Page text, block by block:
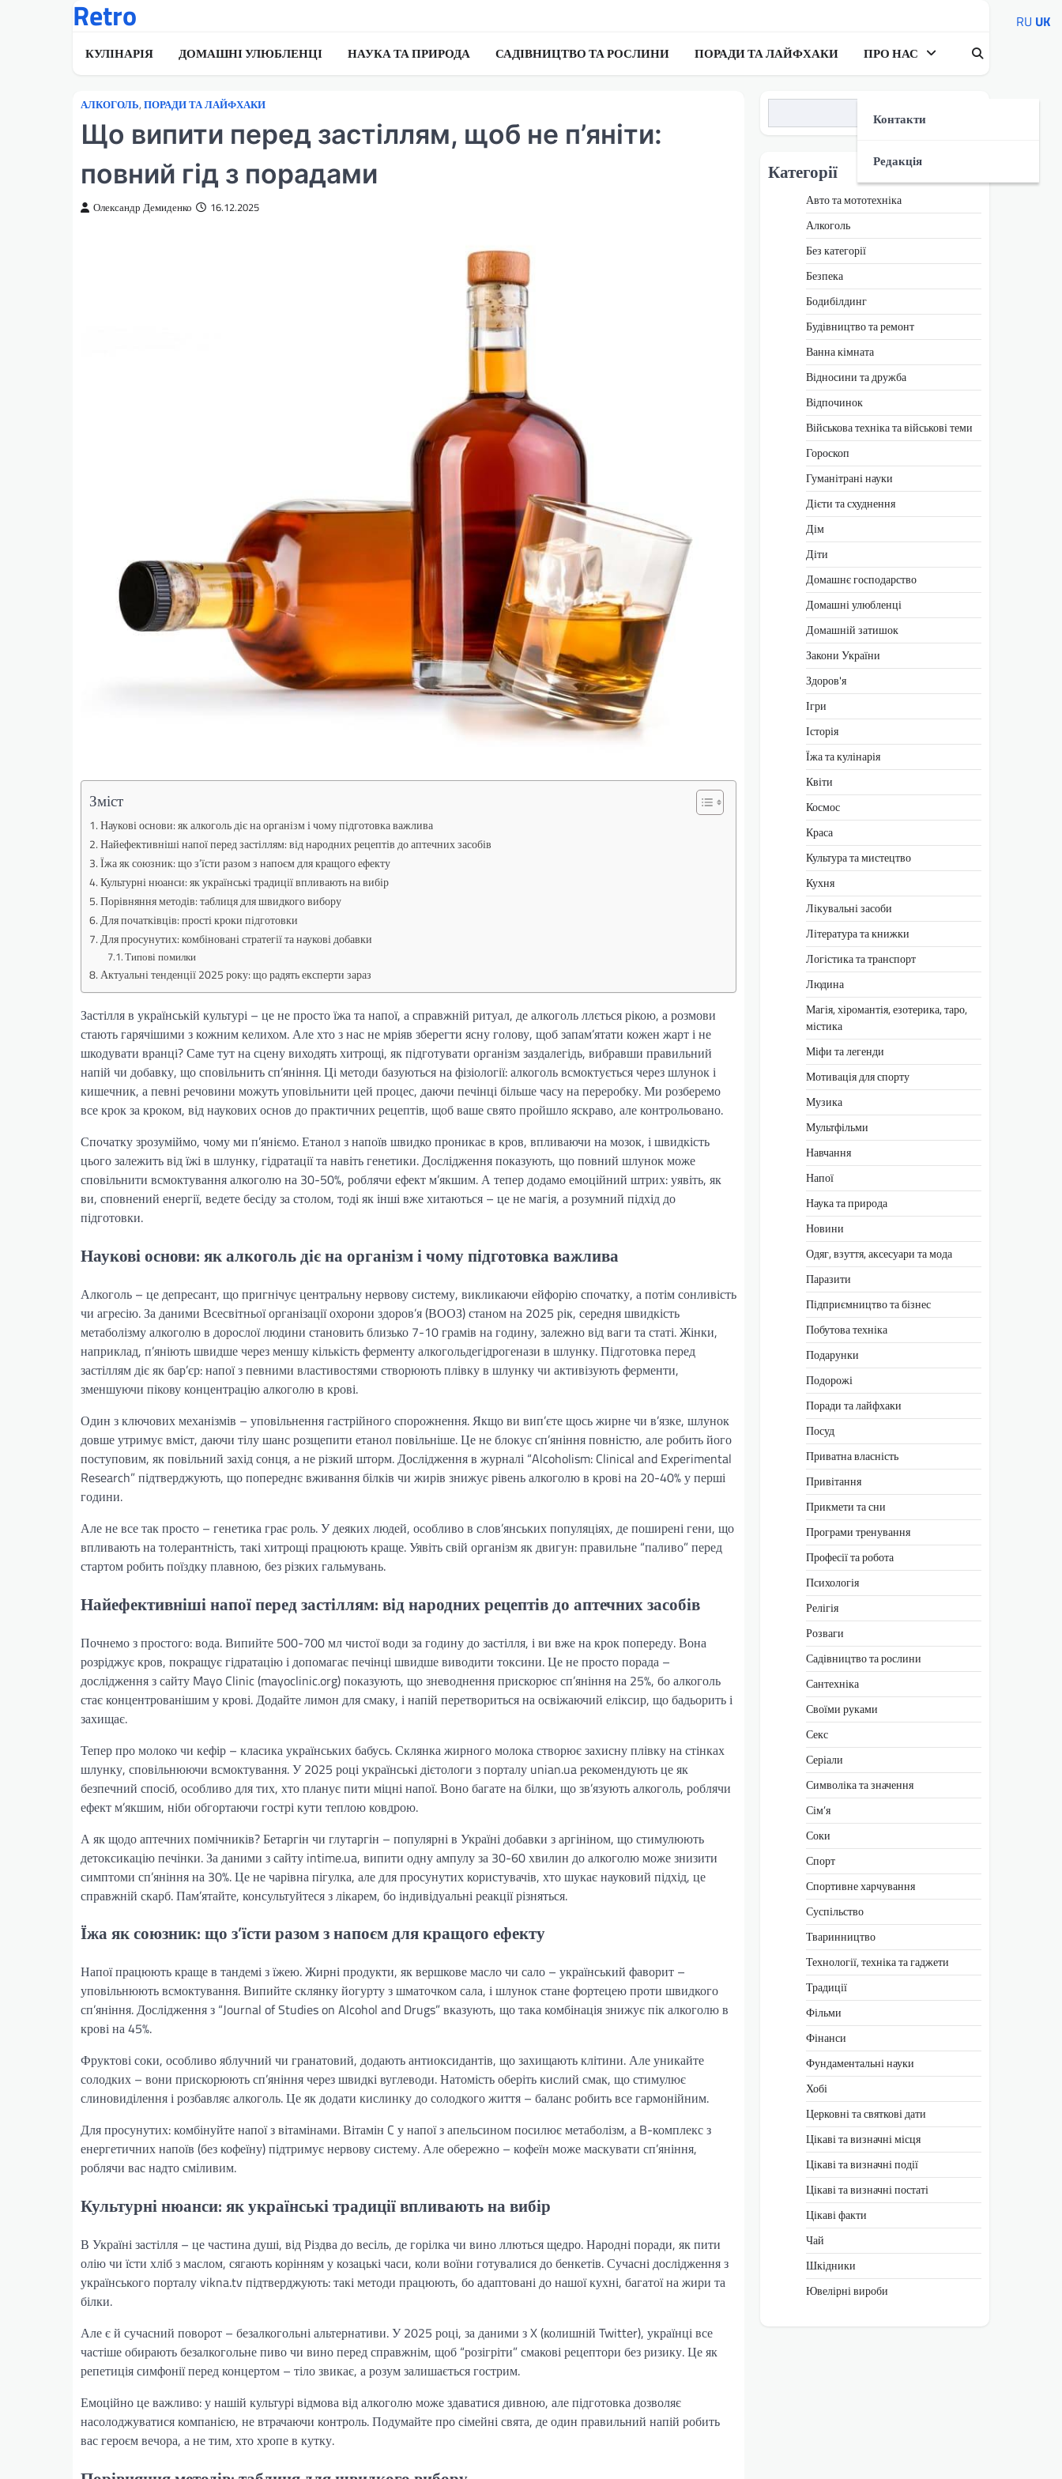
Retro
КУЛІНАРІЯ ДОМАШНІ УЛЮБЛЕНЦІ НАУКА ТА ПРИРОДА САДІВНИЦТВО ТА РОСЛИНИ ПОРАДИ ТА ЛАЙФХАКИ ПРО НАС
Контакти
Редакція
АЛКОГОЛЬ, ПОРАДИ ТА ЛАЙФХАКИ
Що випити перед застіллям, щоб не п’яніти:
повний гід з порадами
Олександр Демиденко 16.12.2025
Зміст
Наукові основи: як алкоголь діє на організм і чому підготовка важлива
Найефективніші напої перед застіллям: від народних рецептів до аптечних засобів
Їжа як союзник: що з’їсти разом з напоєм для кращого ефекту
Культурні нюанси: як українські традиції впливають на вибір
Порівняння методів: таблиця для швидкого вибору
Для початківців: прості кроки підготовки
Для просунутих: комбіновані стратегії та наукові добавки
Типові помилки
Актуальні тенденції 2025 року: що радять експерти зараз
Застілля в українській культурі – це не просто їжа та напої, а справжній ритуал, де алкоголь ллється рікою, а розмови
стають гарячішими з кожним келихом. Але хто з нас не мріяв зберегти ясну голову, щоб запам’ятати кожен жарт і не
шкодувати вранці? Саме тут на сцену виходять хитрощі, як підготувати організм заздалегідь, вибравши правильний
напій чи добавку, що сповільнить сп’яніння. Ці методи базуються на фізіології: алкоголь всмоктується через шлунок і
кишечник, а певні речовини можуть уповільнити цей процес, даючи печінці більше часу на переробку. Ми розберемо
все крок за кроком, від наукових основ до практичних рецептів, щоб ваше свято пройшло яскраво, але контрольовано.
Спочатку зрозуміймо, чому ми п’яніємо. Етанол з напоїв швидко проникає в кров, впливаючи на мозок, і швидкість
цього залежить від їжі в шлунку, гідратації та навіть генетики. Дослідження показують, що повний шлунок може
сповільнити всмоктування алкоголю на 30-50%, роблячи ефект м’якшим. А тепер додамо емоційний штрих: уявіть, як
ви, сповнений енергії, ведете бесіду за столом, тоді як інші вже хитаються – це не магія, а розумний підхід до
підготовки.
Наукові основи: як алкоголь діє на організм і чому підготовка важлива
Алкоголь – це депресант, що пригнічує центральну нервову систему, викликаючи ейфорію спочатку, а потім сонливість
чи агресію. За даними Всесвітньої організації охорони здоров’я (ВООЗ) станом на 2025 рік, середня швидкість
метаболізму алкоголю в дорослої людини становить близько 7-10 грамів на годину, залежно від ваги та статі. Жінки,
наприклад, п’яніють швидше через меншу кількість ферменту алкогольдегідрогенази в шлунку. Підготовка перед
застіллям діє як бар’єр: напої з певними властивостями створюють плівку в шлунку чи активізують ферменти,
зменшуючи пікову концентрацію алкоголю в крові.
Один з ключових механізмів – уповільнення гастрійного спорожнення. Якщо ви вип’єте щось жирне чи в’язке, шлунок
довше утримує вміст, даючи тілу шанс розщепити етанол повільніше. Це не блокує сп’яніння повністю, але робить його
поступовим, як повільний захід сонця, а не різкий шторм. Дослідження в журналі “Alcoholism: Clinical and Experimental
Research” підтверджують, що попереднє вживання білків чи жирів знижує рівень алкоголю в крові на 20-40% у перші
години.
Але не все так просто – генетика грає роль. У деяких людей, особливо в слов’янських популяціях, де поширені гени, що
впливають на толерантність, такі хитрощі працюють краще. Уявіть свій організм як двигун: правильне “паливо” перед
стартом робить поїздку плавною, без різких гальмувань.
Найефективніші напої перед застіллям: від народних рецептів до аптечних засобів
Почнемо з простого: вода. Випийте 500-700 мл чистої води за годину до застілля, і ви вже на крок попереду. Вона
розріджує кров, покращує гідратацію і допомагає печінці швидше виводити токсини. Це не просто порада –
дослідження з сайту Mayo Clinic (mayoclinic.org) показують, що зневоднення прискорює сп’яніння на 25%, бо алкоголь
стає концентрованішим у крові. Додайте лимон для смаку, і напій перетвориться на освіжаючий еліксир, що бадьорить і
захищає.
Тепер про молоко чи кефір – класика українських бабусь. Склянка жирного молока створює захисну плівку на стінках
шлунку, сповільнюючи всмоктування. У 2025 році українські дієтологи з порталу unian.ua рекомендують це як
безпечний спосіб, особливо для тих, хто планує пити міцні напої. Воно багате на білки, що зв’язують алкоголь, роблячи
ефект м’якшим, ніби обгортаючи гострі кути теплою ковдрою.
А як щодо аптечних помічників? Бетаргін чи глутаргін – популярні в Україні добавки з аргініном, що стимулюють
детоксикацію печінки. За даними з сайту intime.ua, випити одну ампулу за 30-60 хвилин до алкоголю може знизити
симптоми сп’яніння на 30%. Це не чарівна пігулка, але для просунутих користувачів, хто шукає науковий підхід, це
справжній скарб. Пам’ятайте, консультуйтеся з лікарем, бо індивідуальні реакції різняться.
Їжа як союзник: що з’їсти разом з напоєм для кращого ефекту
Напої працюють краще в тандемі з їжею. Жирні продукти, як вершкове масло чи сало – український фаворит –
уповільнюють всмоктування. Випийте склянку йогурту з шматочком сала, і шлунок стане фортецею проти швидкого
сп’яніння. Дослідження з “Journal of Studies on Alcohol and Drugs” вказують, що така комбінація знижує пік алкоголю в
крові на 45%.
Фруктові соки, особливо яблучний чи гранатовий, додають антиоксидантів, що захищають клітини. Але уникайте
солодких – вони прискорюють сп’яніння через швидкі вуглеводи. Натомість оберіть кислий смак, що стимулює
слиновиділення і розбавляє алкоголь. Це як додати кислинку до солодкого життя – баланс робить все гармонійним.
Для просунутих: комбінуйте напої з вітамінами. Вітамін C у напої з апельсином посилює метаболізм, а B-комплекс з
енергетичних напоїв (без кофеїну) підтримує нервову систему. Але обережно – кофеїн може маскувати сп’яніння,
роблячи вас надто сміливим.
Культурні нюанси: як українські традиції впливають на вибір
В Україні застілля – це частина душі, від Різдва до весіль, де горілка чи вино ллються щедро. Народні поради, як пити
олію чи їсти хліб з маслом, сягають корінням у козацькі часи, коли воїни готувалися до бенкетів. Сучасні дослідження з
українського порталу vikna.tv підтверджують: такі методи працюють, бо адаптовані до нашої кухні, багатої на жири та
білки.
Але є й сучасний поворот – безалкогольні альтернативи. У 2025 році, за даними з X (колишній Twitter), українці все
частіше обирають безалкогольне пиво чи вино перед справжнім, щоб “розігріти” смакові рецептори без ризику. Це як
репетиція симфонії перед концертом – тіло звикає, а розум залишається гострим.
Емоційно це важливо: у нашій культурі відмова від алкоголю може здаватися дивною, але підготовка дозволяє
насолоджуватися компанією, не втрачаючи контроль. Подумайте про сімейні свята, де один правильний напій робить
вас героєм вечора, а не тим, хто хропе в кутку.
Категорії
Авто та мототехніка
Алкоголь
Без категорії
Безпека
Бодибілдинг
Будівництво та ремонт
Ванна кімната
Відносини та дружба
Відпочинок
Військова техніка та військові теми
Гороскоп
Гуманітрані науки
Дієти та схуднення
Дім
Діти
Домашнє господарство
Домашні улюбленці
Домашній затишок
Закони України
Здоров'я
Ігри
Історія
Їжа та кулінарія
Квіти
Космос
Краса
Культура та мистецтво
Кухня
Лікувальні засоби
Література та книжки
Логістика та транспорт
Людина
Магія, хіромантія, езотерика, таро,
містика
Міфи та легенди
Мотивація для спорту
Музика
Мультфільми
Навчання
Напої
Наука та природа
Новини
Одяг, взуття, аксесуари та мода
Паразити
Підприємництво та бізнес
Побутова техніка
Подарунки
Подорожі
Поради та лайфхаки
Посуд
Приватна власність
Привітання
Прикмети та сни
Програми тренування
Професії та робота
Психологія
Релігія
Розваги
Садівництво та рослини
Сантехніка
Своїми руками
Секс
Серіали
Символіка та значення
Сім’я
Соки
Спорт
Спортивне харчування
Суспільство
Тваринництво
Технології, техніка та гаджети
Традиції
Фільми
Фінанси
Фундаментальні науки
Хобі
Церковні та святкові дати
Цікаві та визначні місця
Цікаві та визначні події
Цікаві та визначні постаті
Цікаві факти
Чай
Шкідники
Ювелірні вироби
RU UK